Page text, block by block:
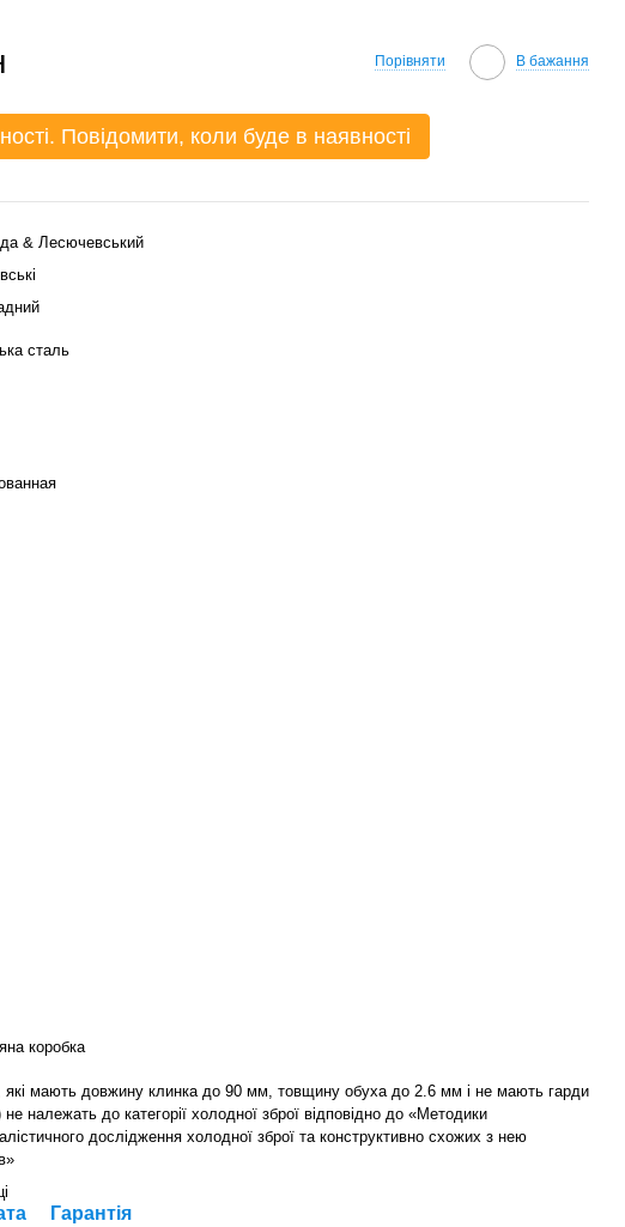
Порівняти В бажання
Повідомити, коли буде в наявності
& Лесючевський
сталь
коробка
які мають довжину клинка до 90 мм, товщину обуха до 2.6 мм і не мають гарди
не належать до категорії холодної зброї відповідно до «Методики
дослідження холодної зброї та конструктивно схожих з нею
Гарантія